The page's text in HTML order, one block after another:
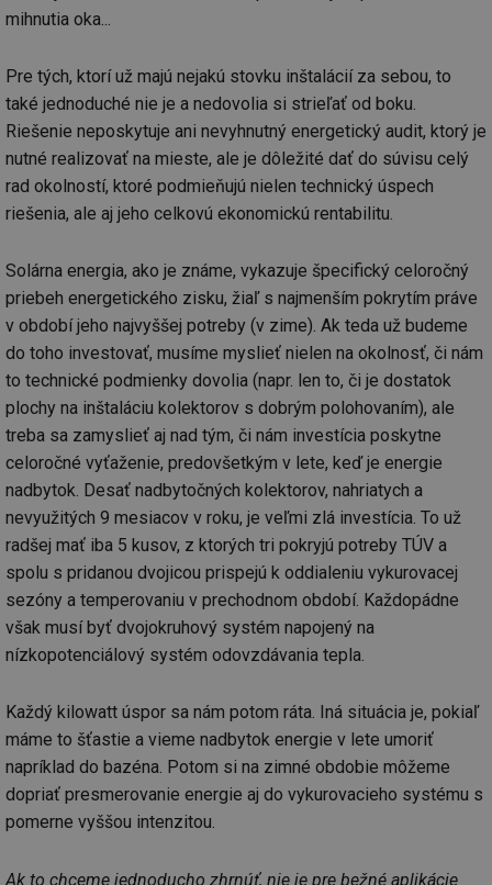
mihnutia oka...
Pre tých, ktorí už majú nejakú stovku inštalácií za sebou, to
také jednoduché nie je a nedovolia si strieľať od boku.
Riešenie neposkytuje ani nevyhnutný energetický audit, ktorý je
nutné realizovať na mieste, ale je dôležité dať do súvisu celý
rad okolností, ktoré podmieňujú nielen technický úspech
riešenia, ale aj jeho celkovú ekonomickú rentabilitu.
Solárna energia, ako je známe, vykazuje špecifický celoročný
priebeh energetického zisku, žiaľ s najmenším pokrytím práve
v období jeho najvyššej potreby (v zime). Ak teda už budeme
do toho investovať, musíme myslieť nielen na okolnosť, či nám
to technické podmienky dovolia (napr. len to, či je dostatok
plochy na inštaláciu kolektorov s dobrým polohovaním), ale
treba sa zamyslieť aj nad tým, či nám investícia poskytne
celoročné vyťaženie, predovšetkým v lete, keď je energie
nadbytok. Desať nadbytočných kolektorov, nahriatych a
nevyužitých 9 mesiacov v roku, je veľmi zlá investícia. To už
radšej mať iba 5 kusov, z ktorých tri pokryjú potreby TÚV a
spolu s pridanou dvojicou prispejú k oddialeniu vykurovacej
sezóny a temperovaniu v prechodnom období. Každopádne
však musí byť dvojokruhový systém napojený na
nízkopotenciálový systém odovzdávania tepla.
Každý kilowatt úspor sa nám potom ráta. Iná situácia je, pokiaľ
máme to šťastie a vieme nadbytok energie v lete umoriť
napríklad do bazéna. Potom si na zimné obdobie môžeme
dopriať presmerovanie energie aj do vykurovacieho systému s
pomerne vyššou intenzitou.
Ak to chceme jednoducho zhrnúť, nie je pre bežné aplikácie